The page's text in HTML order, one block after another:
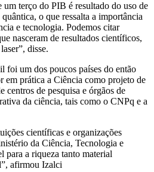
um terço do PIB é resultado do uso de
o que ressalta a importância
e tecnologia. Podemos citar
nasceram de resultados científicos,
disse.
foi um dos poucos países do então
em prática a Ciência como projeto de
centros de pesquisa e órgãos de
da ciência, tais como o CNPq e a
científicas e organizações
da Ciência, Tecnologia e
para a riqueza tanto material
afirmou Izalci